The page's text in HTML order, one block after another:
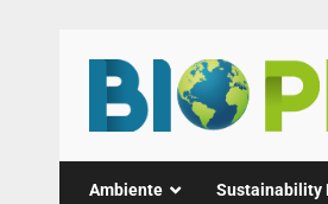
Inhalt
springen
Ambiente Sustainability